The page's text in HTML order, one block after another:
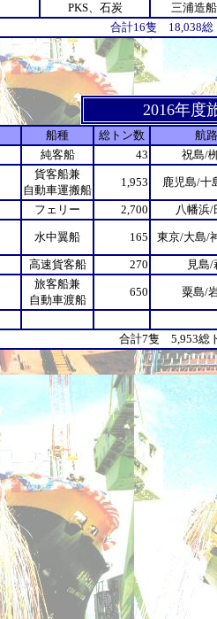
PKS、石炭
三浦造
合計16隻 18,038総
2016年度
船種 総トン数
航路
純客船 43 祝島/
貨客船兼
自動車運搬船
1,953 鹿児島/十
フェリー 2,700 八幡浜/
水中翼船 165 東京/大島/
高速貨客船 270 見島/
旅客船兼
自動車渡船
650 粟島/
合計7隻 5,953総